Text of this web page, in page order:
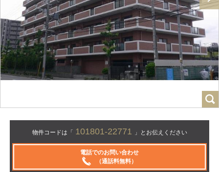
物件コードは「 101801-22771 」とお伝えください
電話でのお問い合わせ
（通話料無料）